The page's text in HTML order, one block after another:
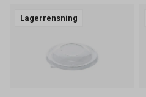
Lagerrensning